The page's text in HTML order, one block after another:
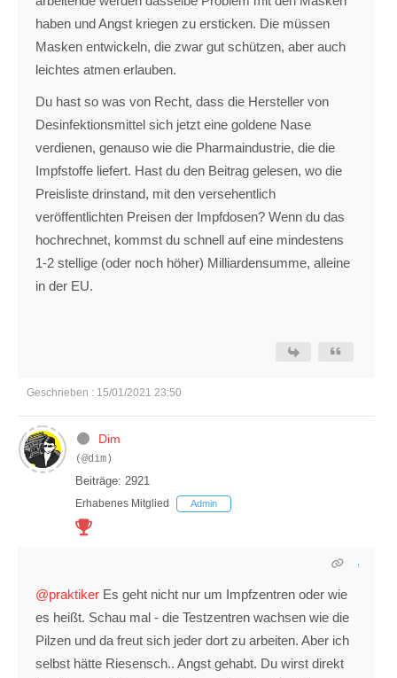
haben und Angst kriegen zu ersticken. Die müssen
Masken entwickeln, die zwar gut schützen, aber auch
leichtes atmen erlauben.
Du hast so was von Recht, dass die Hersteller von
Desinfektionsmittel sich jetzt eine goldene Nase
verdienen, genauso wie die Pharmaindustrie, die die
Impfstoffe liefert. Hast du den Beitrag gelesen, wo die
Preisliste drinstand, mit den versehentlich
veröffentlichten Preisen der Impfdosen? Wenn du das
hochrechnet, kommst du schnell auf eine mindestens
1-2 stellige (oder noch höher) Milliardensumme, alleine
in der EU.
Geschrieben : 15/01/2021 23:50
Dim
(@dim)
Beiträge: 2921
Erhabenes Mitglied Admin
@praktiker Es geht nicht nur um Impfzentren oder wie
es heißt. Schau mal - die Testzentren wachsen wie die
Pilzen und da freut sich jeder dort zu arbeiten. Aber ich
selbst hätte Riesensch.. Angst gehabt. Du wirst direkt